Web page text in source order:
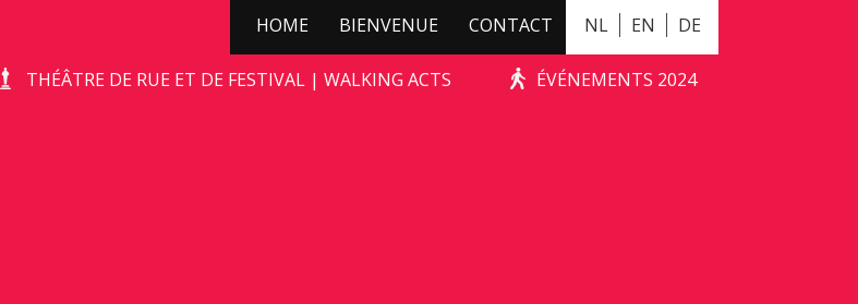
NL EN DE
HOME BIENVENUE CONTACT
THÉÂTRE DE RUE ET DE FESTIVAL | WALKING ACTS ÉVÉNEMENTS 2024
STONE-AGE ROCKS!